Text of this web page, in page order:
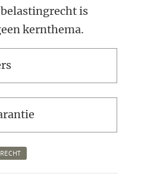
is
kernthema.